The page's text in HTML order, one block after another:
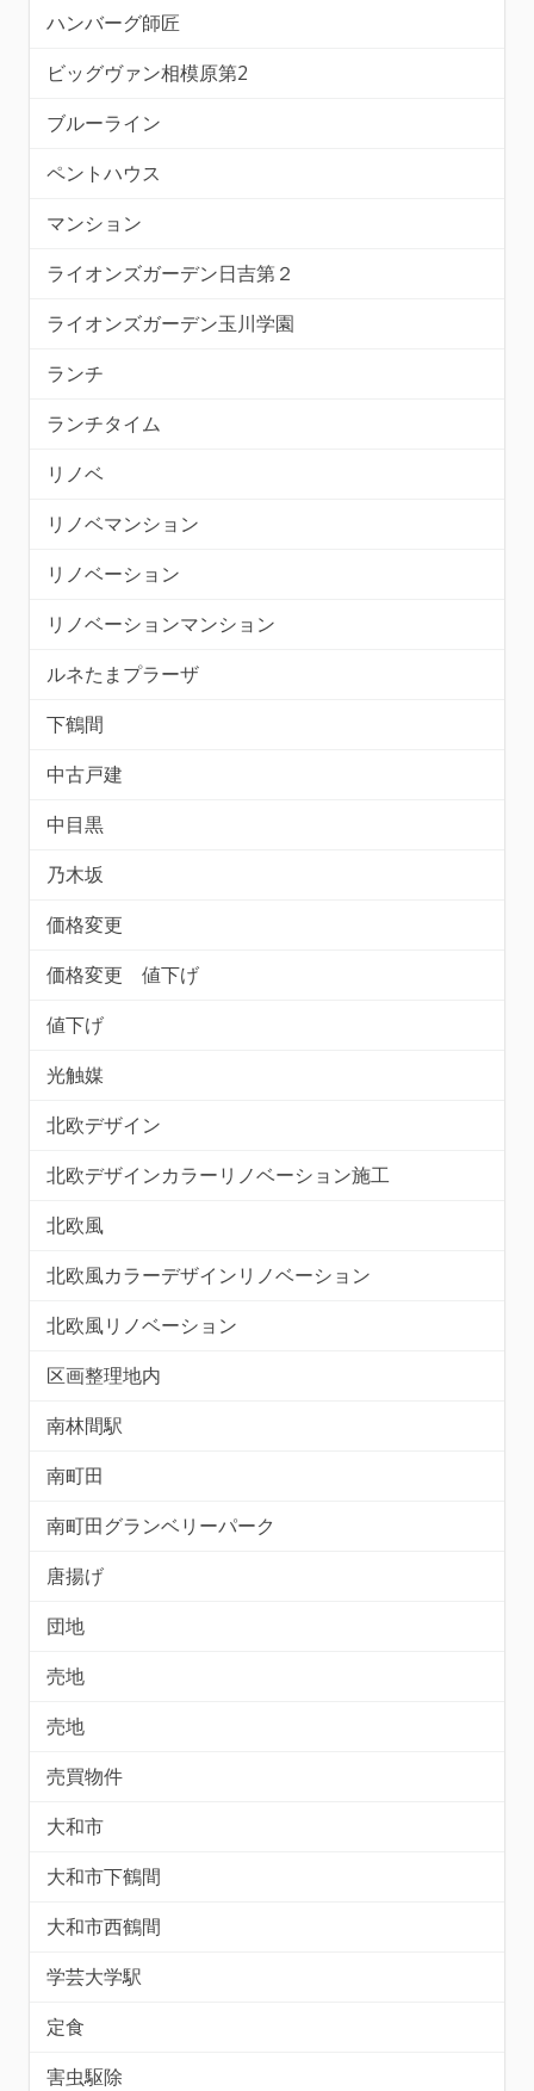
ハンバーグ師匠
ビッグヴァン相模原第2
ブルーライン
ペントハウス
マンション
ライオンズガーデン日吉第２
ライオンズガーデン玉川学園
ランチ
ランチタイム
リノベ
リノベマンション
リノベーション
リノベーションマンション
ルネたまプラーザ
下鶴間
中古戸建
中目黒
乃木坂
価格変更
価格変更 値下げ
値下げ
光触媒
北欧デザイン
北欧デザインカラーリノベーション施工
北欧風
北欧風カラーデザインリノベーション
北欧風リノベーション
区画整理地内
南林間駅
南町田
南町田グランベリーパーク
唐揚げ
団地
売地
売地
売買物件
大和市
大和市下鶴間
大和市西鶴間
学芸大学駅
定食
害虫駆除